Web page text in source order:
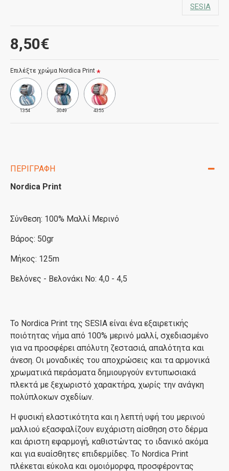
8,50€
SESIA
Επιλέξτε χρώμα Nordica Print
1354 3049 4355
ΠΕΡΙΓΡΑΦΉ
Nordica Print
Σύνθεση: 100% Μαλλί Μερινό
Βάρος: 50gr
Μήκος: 125m
Βελόνες - Βελονάκι Νο: 4,0 - 4,5
Το Nordica Print της SESIA είναι ένα εξαιρετικής
ποιότητας νήμα από 100% μερινό μαλλί, σχεδιασμένο
για να προσφέρει απόλυτη ζεστασιά, απαλότητα και
άνεση. Οι μοναδικές του αποχρώσεις και τα αρμονικά
χρωματικά περάσματα δημιουργούν εντυπωσιακά
πλεκτά με ξεχωριστό χαρακτήρα, χωρίς την ανάγκη
πολύπλοκων σχεδίων.
Η φυσική ελαστικότητα και η λεπτή υφή του μερινού
μαλλιού εξασφαλίζουν ευχάριστη αίσθηση στο δέρμα
και άριστη εφαρμογή, καθιστώντας το ιδανικό ακόμα
και για ευαίσθητες επιδερμίδες. Το Nordica Print
πλέκεται εύκολα και ομοιόμορφα, προσφέροντας